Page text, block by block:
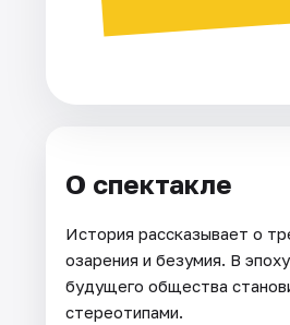
О спектакле
История рассказывает о
озарения и безумия. В
будущего общества
стереотипами.